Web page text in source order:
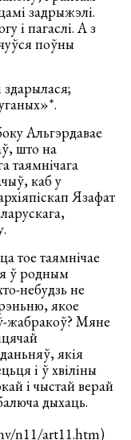
задрыжэлі.
і пагаслі. А з
поўны
Альгэрдавае
што на
таямнічага
каб у
Язафат
тое таямнічае
ў родным
небудзь не
якое
жабракоў? Мяне
якія
і ў хвіліны
і чыстай верай
дыхаць.
n11/art11.htm)